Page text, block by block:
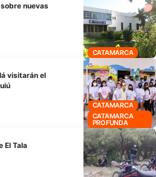
CATAMARCA
nuevas
CATAMARCA
CATAMARCA
PROFUNDA
visitarán el
El Tala